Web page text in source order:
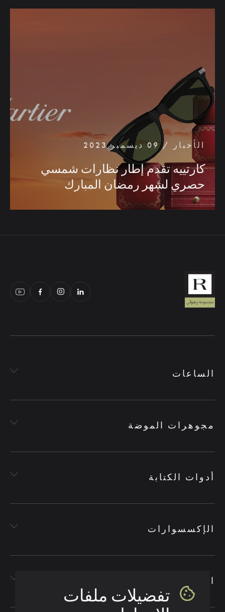
الأخبار / 09 ديسمبر 2023
كارتييه تقدمإطارنظارات شمسي
حصري لشهر رمضان المبارك
الساعات
مجوهرات الموضة
أدوات الكتابة
الإكسسوارات
تفضيلات ملفات